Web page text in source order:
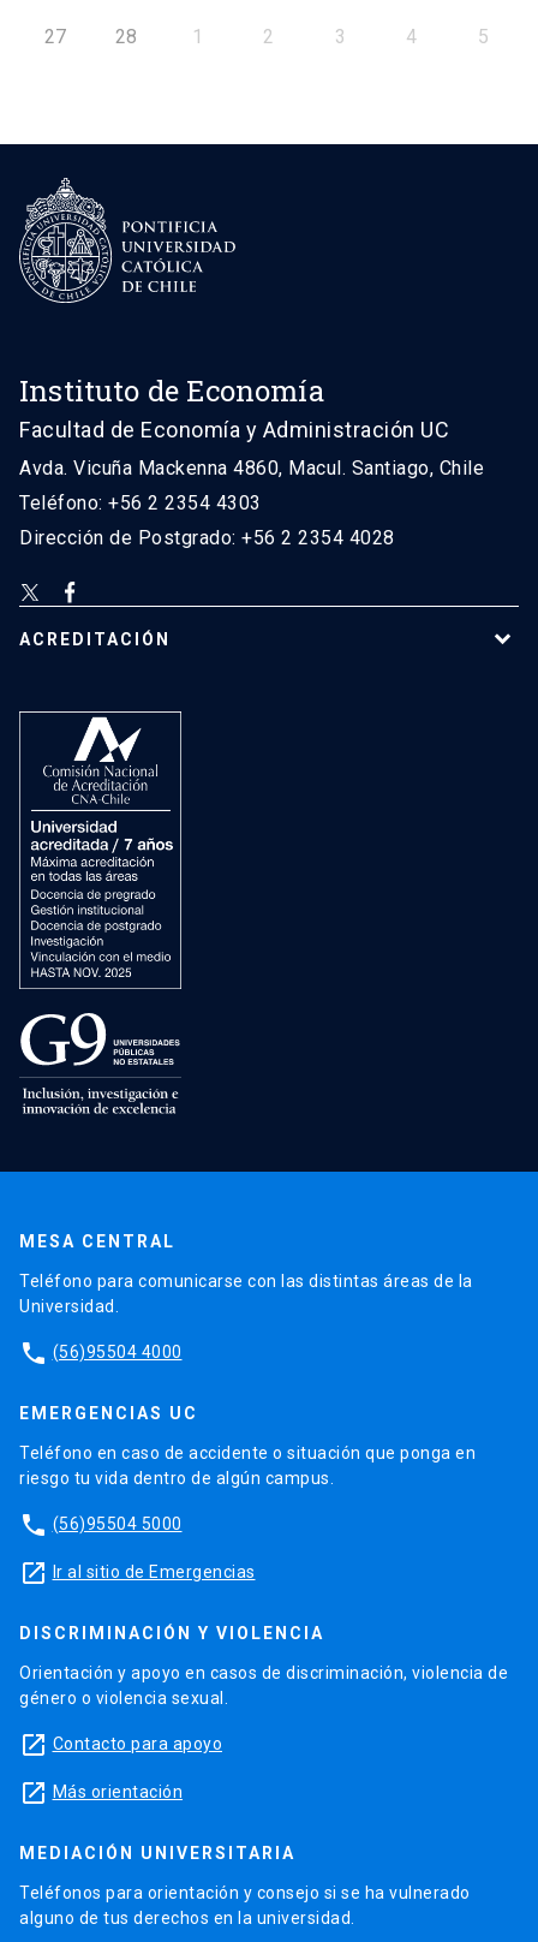
27 28 1 2 3 4 5
Instituto de Economía
Facultad de Economía y Administración UC
Avda. Vicuña Mackenna 4860, Macul. Santiago, Chile
Teléfono: +56 2 2354 4303
Dirección de Postgrado: +56 2 2354 4028
ACREDITACIÓN
MESA CENTRAL
Teléfono para comunicarse con las distintas áreas de la
Universidad.
phone (56)95504 4000
EMERGENCIAS UC
Teléfono en caso de accidente o situación que ponga en
riesgo tu vida dentro de algún campus.
phone (56)95504 5000
launch Ir al sitio de Emergencias
DISCRIMINACIÓN Y VIOLENCIA
Orientación y apoyo en casos de discriminación, violencia de
género o violencia sexual.
launch Contacto para apoyo
launch Más orientación
MEDIACIÓN UNIVERSITARIA
Teléfonos para orientación y consejo si se ha vulnerado
alguno de tus derechos en la universidad.